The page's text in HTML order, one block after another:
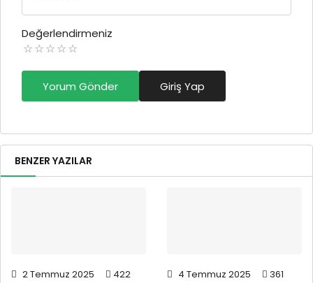
Değerlendirmeniz
Yorum Gönder Giriş Yap
BENZER YAZILAR
2 Temmuz 2025 422 4 Temmuz 2025 361